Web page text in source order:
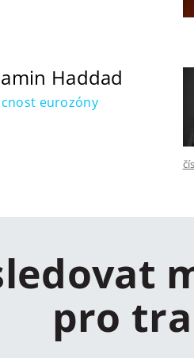
Haddad
eurozóny
pro